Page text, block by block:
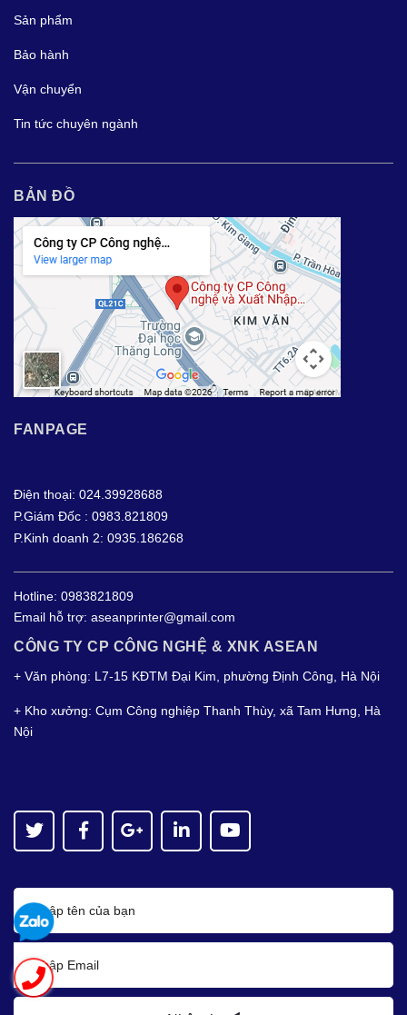
Sản phẩm
Bảo hành
Vận chuyển
Tin tức chuyên ngành
BẢN ĐỒ
FANPAGE
Điện thoại: 024.39928688
P.Giám Đốc : 0983.821809
P.Kinh doanh 2: 0935.186268
Hotline: 0983821809
Email hỗ trợ: aseanprinter@gmail.com
CÔNG TY CP CÔNG NGHỆ & XNK ASEAN
+ Văn phòng: L7-15 KĐTM Đại Kim, phường Định Công, Hà Nội
+ Kho xưởng: Cụm Công nghiệp Thanh Thùy, xã Tam Hưng, Hà
Nội